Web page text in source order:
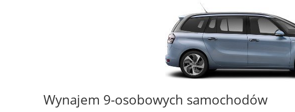
Wynajem 9-osobowych samochodów